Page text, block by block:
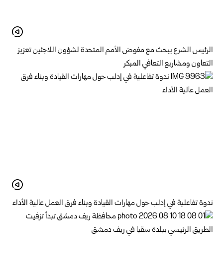
الرئيس الشرع يبحث مع مفوض الأمم المتحدة لشؤون اللاجئين تعزيز
التعاون ومشاريع ‏التعافي ‏المبكر
ندوة تفاعلية في إدلب حول مهارات القيادة وبناء فرق العمل عالية الأداء